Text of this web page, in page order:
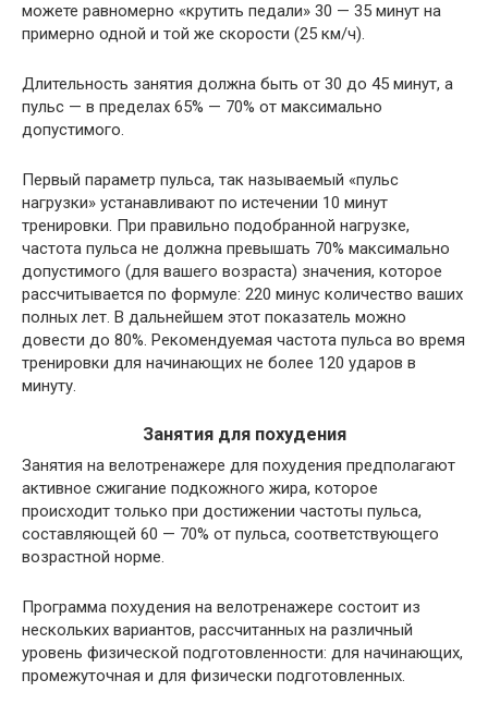
можете равномерно «крутить педали» 30 — 35 минут на
примерно одной и той же скорости (25 км/ч).
Длительность занятия должна быть от 30 до 45 минут, а
пульс — в пределах 65% — 70% от максимально
допустимого.
Первый параметр пульса, так называемый «пульс
нагрузки» устанавливают по истечении 10 минут
тренировки. При правильно подобранной нагрузке,
частота пульса не должна превышать 70% максимально
допустимого (для вашего возраста) значения, которое
рассчитывается по формуле: 220 минус количество ваших
полных лет. В дальнейшем этот показатель можно
довести до 80%. Рекомендуемая частота пульса во время
тренировки для начинающих не более 120 ударов в
минуту.
Занятия для похудения
Занятия на велотренажере для похудения предполагают
активное сжигание подкожного жира, которое
происходит только при достижении частоты пульса,
составляющей 60 — 70% от пульса, соответствующего
возрастной норме.
Программа похудения на велотренажере состоит из
нескольких вариантов, рассчитанных на различный
уровень физической подготовленности: для начинающих,
промежуточная и для физически подготовленных.